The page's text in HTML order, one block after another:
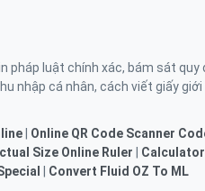
luật chính xác, bám sát
nhập cá nhân, cách viết giấy
Online QR Code Scanner
Size Online Ruler
Convert Fluid OZ To ML